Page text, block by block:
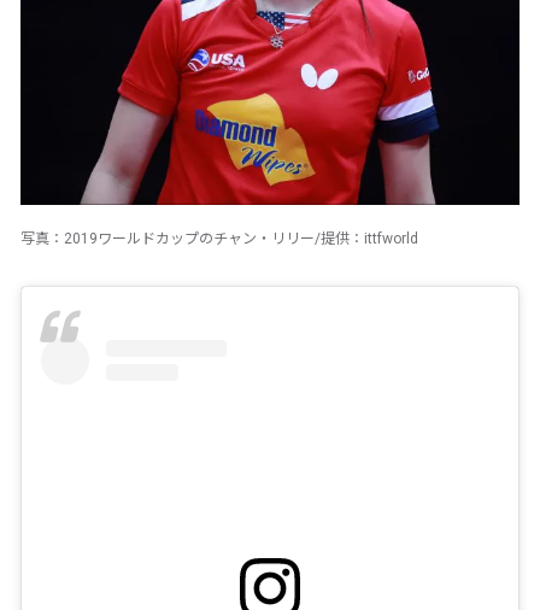
写真：2019ワールドカップのチャン・リリー/提供：ittfworld